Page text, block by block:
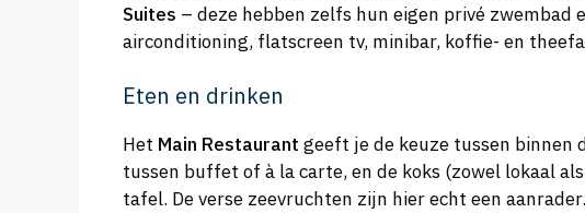
Suites – deze hebben zelfs hun eigen privé
airconditioning, flatscreen tv, minibar, koffie- en
Eten en drinken
Het Main Restaurant geeft je de keuze tussen binnen
tussen buffet of à la carte, en de koks (zowel lokaal
tafel. De verse zeevruchten zijn hier echt een